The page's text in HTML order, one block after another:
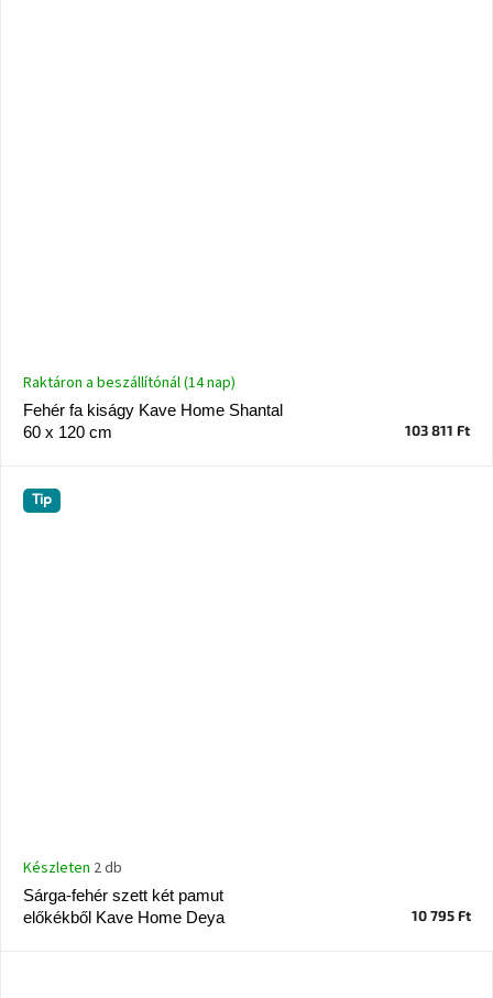
Fehér fa kiságy Kave Home Shantal
60 x 120 cm
Raktáron a beszállítónál (14 nap)
103 811 Ft
Tip
Sárga-fehér szett két pamut
előkékből Kave Home Deya
Készleten 2 db
10 795 Ft